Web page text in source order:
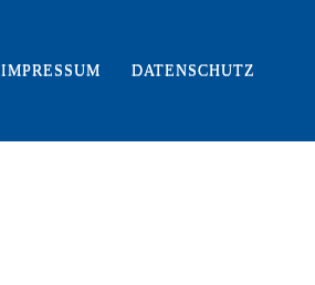
IMPRESSUM DATENSCHUTZ